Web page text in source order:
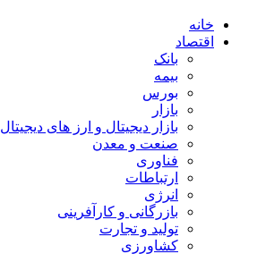
خانه
اقتصاد
بانک
بیمه
بورس
بازار
بازار دیجیتال و ارز های دیجیتال
صنعت و معدن
فناوری
ارتباطات
انرژی
بازرگانی و کارآفرینی
تولید و تجارت
کشاورزی